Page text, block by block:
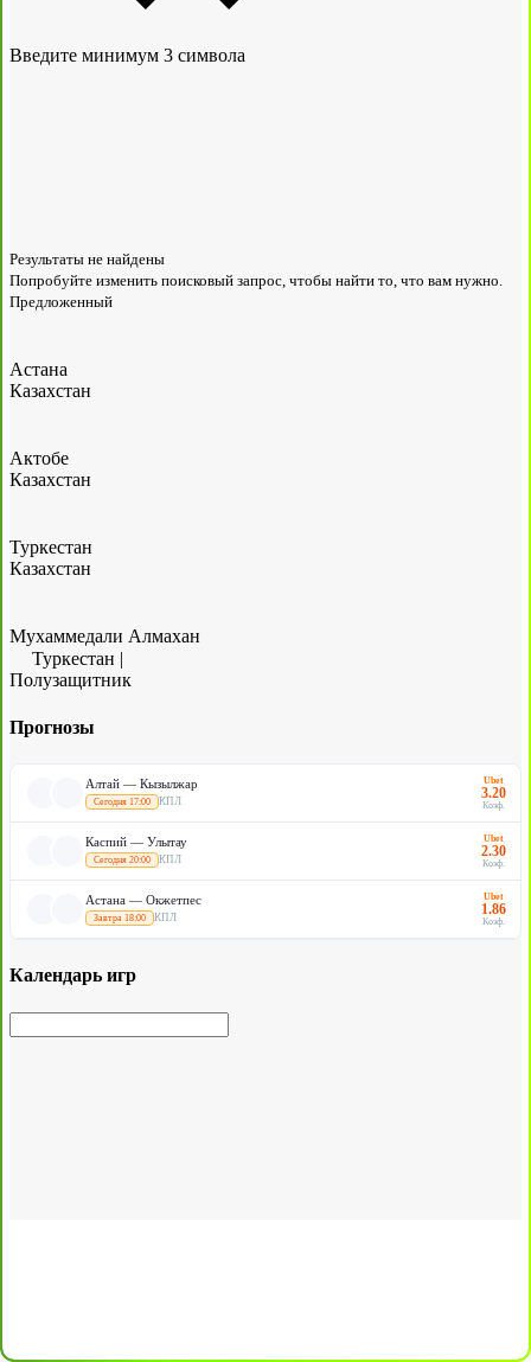
Введите минимум 3 символа
Результаты не найдены
Попробуйте изменить поисковый запрос, чтобы найти то, что вам нужно.
Предложенный
Астана
Казахстан
Актобе
Казахстан
Туркестан
Казахстан
Мухаммедали Алмахан
Туркестан |
Полузащитник
Прогнозы
Алтай — Кызылжар
Сегодня 17:00 КПЛ
Ubet
3.20
Коэф.
Каспий — Улытау
Сегодня 20:00 КПЛ
Ubet
2.30
Коэф.
Астана — Окжетпес
Завтра 18:00 КПЛ
Ubet
1.86
Коэф.
Календарь игр